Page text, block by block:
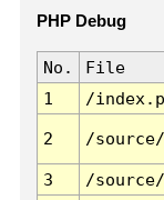
PHP Debug
No. File
1
/
2 /
3 /